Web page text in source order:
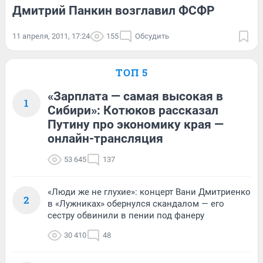
Дмитрий Панкин возглавил ФСФР
11 апреля, 2011, 17:24 155 Обсудить
ТОП 5
1
«Зарплата — самая высокая в
Сибири»: Котюков рассказал
Путину про экономику края —
онлайн-трансляция
53 645 137
2
«Люди же не глухие»: концерт Вани Дмитриенко
в «Лужниках» обернулся скандалом — его
сестру обвинили в пении под фанеру
30 410 48